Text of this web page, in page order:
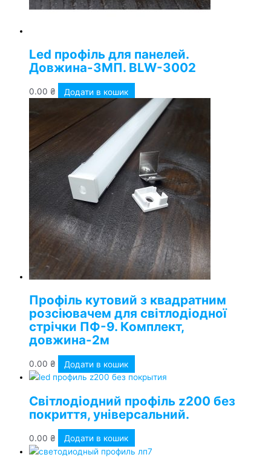
Led профіль для панелей.
Довжина-3МП. BLW-3002
0.00 ₴ Додати в кошик
Профіль кутовий з квадратним
розсіювачем для світлодіодної
стрічки ПФ-9. Комплект,
довжина-2м
0.00 ₴ Додати в кошик
Світлодіодний профіль z200 без
покриття, універсальний.
0.00 ₴ Додати в кошик